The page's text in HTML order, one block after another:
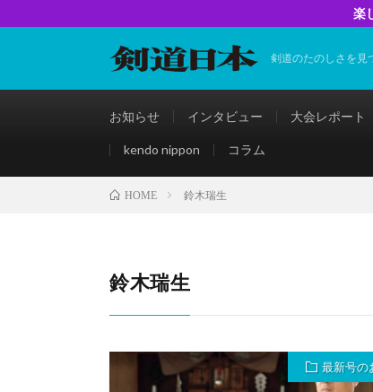
楽
剣道のたのしさを見
お知らせ インタビュー 大会レポート
kendo nippon コラム
HOME 鈴木瑞生
鈴木瑞生
最新号の